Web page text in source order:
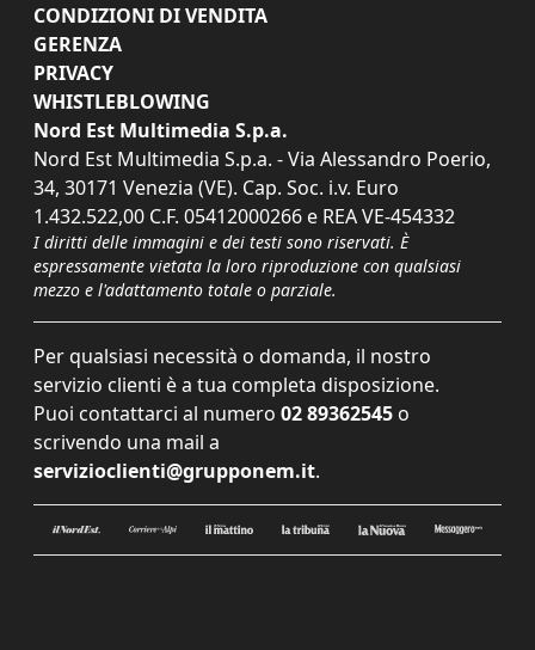
CONDIZIONI DI VENDITA
GERENZA
PRIVACY
WHISTLEBLOWING
Nord Est Multimedia S.p.a.
Nord Est Multimedia S.p.a. - Via Alessandro Poerio,
34, 30171 Venezia (VE). Cap. Soc. i.v. Euro
1.432.522,00 C.F. 05412000266 e REA VE-454332
I diritti delle immagini e dei testi sono riservati. È
espressamente vietata la loro riproduzione con qualsiasi
mezzo e l'adattamento totale o parziale.
Per qualsiasi necessità o domanda, il nostro
servizio clienti è a tua completa disposizione.
Puoi contattarci al numero 02 89362545 o
scrivendo una mail a
servizioclienti@grupponem.it.